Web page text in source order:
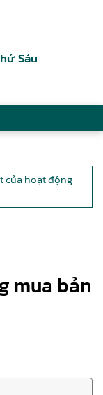
Sáu
của hoạt động
mua bản